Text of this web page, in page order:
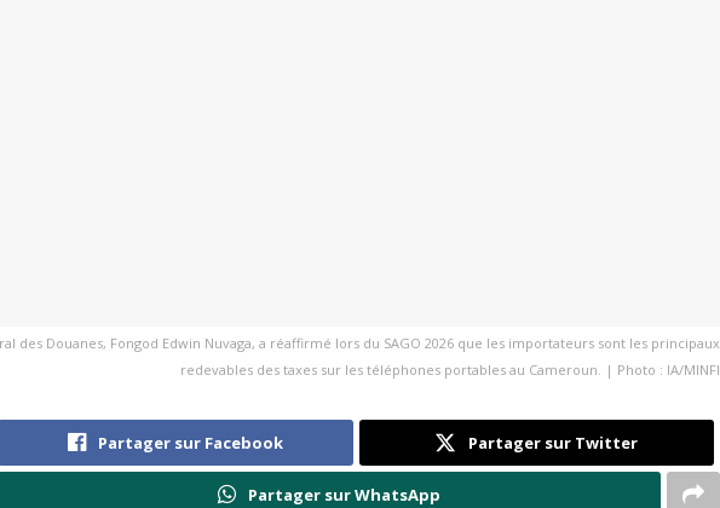
des Douanes, Fongod Edwin Nuvaga, a réaffirmé lors du SAGO 2026 que les importateurs sont les principaux
redevables des taxes sur les téléphones portables au Cameroun. | Photo : IA/MINFI
Partager sur Facebook Partager sur Twitter
Partager sur WhatsApp